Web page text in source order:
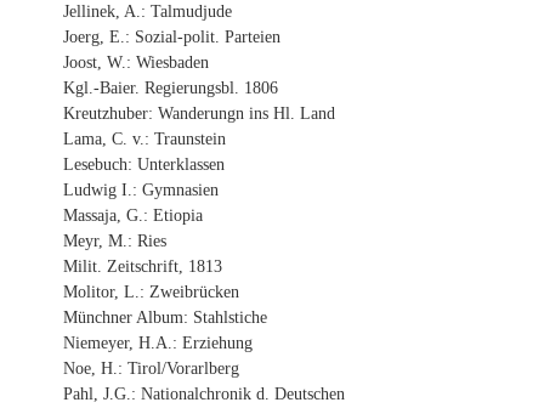
Jellinek, A.: Talmudjude
Joerg, E.: Sozial-polit. Parteien
Joost, W.: Wiesbaden
Kgl.-Baier. Regierungsbl. 1806
Kreutzhuber: Wanderungn ins Hl. Land
Lama, C. v.: Traunstein
Lesebuch: Unterklassen
Ludwig I.: Gymnasien
Massaja, G.: Etiopia
Meyr, M.: Ries
Milit. Zeitschrift, 1813
Molitor, L.: Zweibrücken
Münchner Album: Stahlstiche
Niemeyer, H.A.: Erziehung
Noe, H.: Tirol/Vorarlberg
Pahl, J.G.: Nationalchronik d. Deutschen